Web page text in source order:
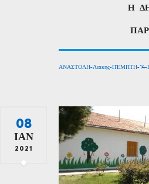
Η Δ
ΑΝΑΣΤΟΛΗ-Λαικης-ΠΈΜΠΤΗ-14-
08
ΙΑΝ
2021